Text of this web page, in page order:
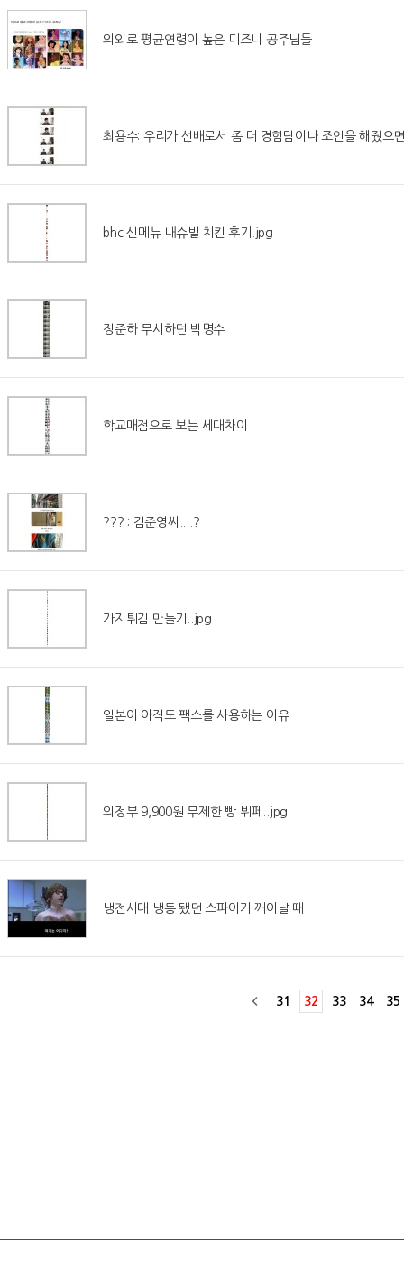
의외로 평균연령이 높은 디즈니 공주님들
최용수: 우리가 선배로서 좀 더 경험담이나 조언을 해줬으
bhc 신메뉴 내슈빌 치킨 후기.jpg
정준하 무시하던 박명수
학교매점으로 보는 세대차이
??? : 김준영씨....?
가지튀김 만들기..jpg
일본이 아직도 팩스를 사용하는 이유
의정부 9,900원 무제한 빵 뷔페..jpg
냉전시대 냉동 됐던 스파이가 깨어날 때
31 32 33 34 35